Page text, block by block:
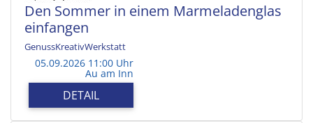
Den Sommer in einem Marmeladenglas
einfangen
GenussKreativWerkstatt
05.09.2026 11:00 Uhr
Au am Inn
DETAIL